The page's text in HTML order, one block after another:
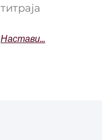
титраја
Настави...